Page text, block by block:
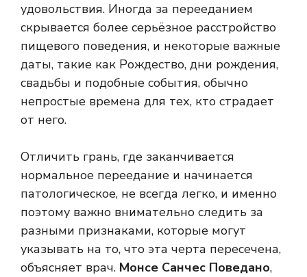
удовольствия. Иногда за перееданием
скрывается более серьёзное расстройство
пищевого поведения, и некоторые важные
даты, такие как Рождество, дни рождения,
свадьбы и подобные события, обычно
непростые времена для тех, кто страдает
от него.
Отличить грань, где заканчивается
нормальное переедание и начинается
патологическое, не всегда легко, и именно
поэтому важно внимательно следить за
разными признаками, которые могут
указывать на то, что эта черта пересечена,
объясняет врач. Монсе Санчес Поведано,